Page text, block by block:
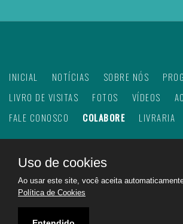
INICIAL NOTÍCIAS SOBRE NÓS
LIVRO DE VISITAS
FOTOS VÍDEOS
FALE CONOSCO
COLABORE LIVRARIA
2026Web Rádio Fraternidade. Todos
reservados.
Feito com
no Brasil para todo o mundo!
Rádio Fraternidade a emissora do bem na
Uso de cookies
Ao usar este site, você aceita
Política de Cookies